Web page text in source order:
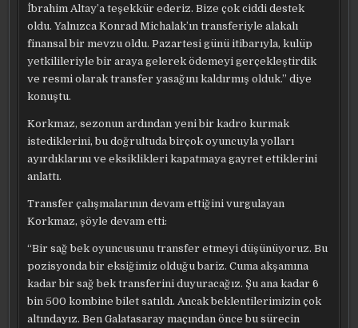
İbrahim Altay’a teşekkür ederiz. Bize çok ciddi destek
oldu. Yalnızca Konrad Michalak’ın transferiyle alakalı
finansal bir mevzu oldu. Pazartesi günü itibarıyla, kulüp
yetkilileriyle bir araya gelerek ödemeyi gerçekleştirdik
ve resmi olarak transfer yasağını kaldırmış olduk.” diye
konuştu.
Korkmaz, sezonun ardından yeni bir kadro kurmak
istediklerini, bu doğrultuda birçok oyuncuyla yolları
ayırdıklarını ve eksiklikleri kapatmaya gayret ettiklerini
anlattı.
Transfer çalışmalarının devam ettiğini vurgulayan
Korkmaz, şöyle devam etti:
“Bir sağ bek oyuncusunu transfer etmeyi düşünüyoruz. Bu
pozisyonda bir eksiğimiz olduğu bariz. Cuma akşamına
kadar bir sağ bek transferini duyuracağız. Şu ana kadar 6
bin 500 kombine bilet satıldı. Ancak beklentilerimizin çok
altındayız. Ben Galatasaray maçından önce bu sürecin